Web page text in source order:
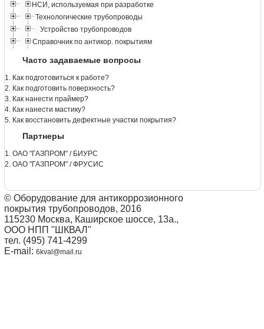
НСИ, используемая при разработке
Технологические трубопроводы
Устройство трубопроводов
Справочник по антикор. покрытиям
Часто задаваемые вопросы
1. Как подготовиться к работе?
2. Как подготовить поверхность?
3. Как нанести праймер?
4. Как нанести мастику?
5. Как восстановить дефектные участки покрытия?
Партнеры
1. ОАО "ГАЗПРОМ" / БИУРС
2. ОАО "ГАЗПРОМ" / ФРУСИС
© Оборудование для антикоррозионного
покрытия трубопроводов, 2016
115230 Москва, Каширское шоссе, 13а.,
ООО НПП "ШКВАЛ"
тел. (495) 741-4299
E-mail: 6kval@mail.ru